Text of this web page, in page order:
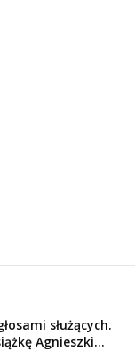
służących.
Agnieszki...